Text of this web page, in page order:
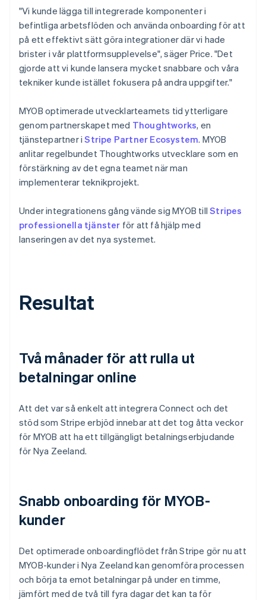
"Vi kunde lägga till integrerade komponenter i
befintliga arbetsflöden och använda onboarding för att
på ett effektivt sätt göra integrationer där vi hade
brister i vår plattformsupplevelse", säger Price. "Det
gjorde att vi kunde lansera mycket snabbare och våra
tekniker kunde istället fokusera på andra uppgifter."
MYOB optimerade utvecklarteamets tid ytterligare
genom partnerskapet med Thoughtworks, en
tjänstepartner iStripe Partner Ecosystem. MYOB
anlitar regelbundet Thoughtworks utvecklare som en
förstärkning av det egna teamet när man
implementerar teknikprojekt.
Under integrationens gång vände sig MYOB tillStripes
professionella tjänster för att få hjälp med
lanseringen av det nya systemet.
Resultat
Två månader för att rulla ut
betalningar online
Att det var så enkelt att integrera Connect och det
stöd som Stripe erbjöd innebar att det tog åtta veckor
för MYOB att ha ett tillgängligt betalningserbjudande
för Nya Zeeland.
Snabb onboarding för MYOB-
kunder
Det optimerade onboardingflödet från Stripe gör nu att
MYOB-kunder i Nya Zeeland kan genomföra processen
och börja ta emot betalningar på under en timme,
jämfört med de två till fyra dagar det kan ta för